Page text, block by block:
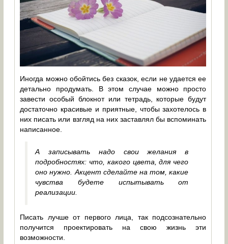
Иногда можно обойтись без сказок, если не удается ее
детально продумать. В этом случае можно просто
завести особый блокнот или тетрадь, которые будут
достаточно красивые и приятные, чтобы захотелось в
них писать или взгляд на них заставлял бы вспоминать
написанное.
А записывать надо свои желания в
подробностях: что, какого цвета, для чего
оно нужно. Акцент сделайте на том, какие
чувства будете испытывать от
реализации.
Писать лучше от первого лица, так подсознательно
получится проектировать на свою жизнь эти
возможности.